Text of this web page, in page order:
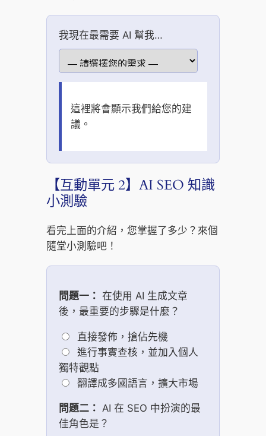
我現在最需要 AI 幫我…
這裡將會顯示我們給您的建
議。
【互動單元 2】AI SEO 知識
小測驗
看完上面的介紹，您掌握了多少？來個
隨堂小測驗吧！
問題一： 在使用 AI 生成文章
後，最重要的步驟是什麼？
直接發佈，搶佔先機
進行事實查核，並加入個人
獨特觀點
翻譯成多國語言，擴大市場
問題二： AI 在 SEO 中扮演的最
佳角色是？